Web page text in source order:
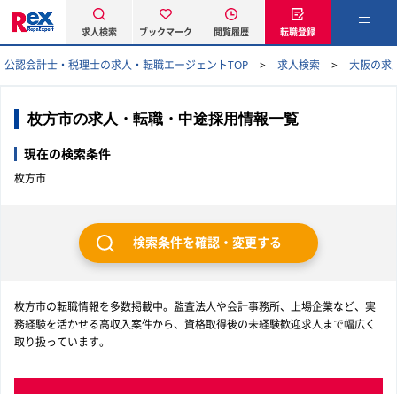
求人検索 ブックマーク 閲覧履歴 転職登録
公認会計士・税理士の求人・転職エージェントTOP 求人検索 大阪の求
枚方市の求人・転職・中途採用情報一覧
現在の検索条件
枚方市
検索条件を確認・変更する
枚方市の転職情報を多数掲載中。監査法人や会計事務所、上場企業など、実
務経験を活かせる高収入案件から、資格取得後の未経験歓迎求人まで幅広く
取り扱っています。